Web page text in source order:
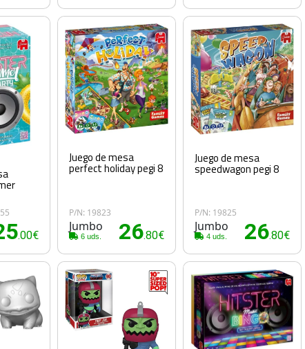
.00€
Juego de mesa
perfect holiday pegi 8
P/N: 19823
Jumbo
6 uds. 26.80€
Juego de mesa
speedwagon pegi 8
P/N: 19825
Jumbo
4 uds. 26.80€